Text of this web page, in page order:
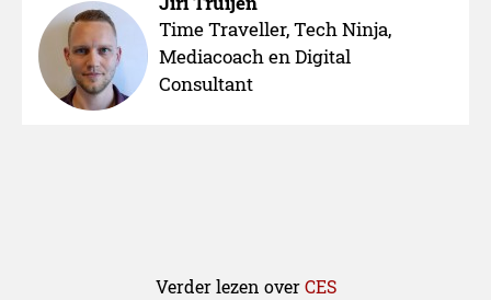
Time Traveller, Tech Ninja,
Mediacoach en Digital
Consultant
Verder lezen overCES